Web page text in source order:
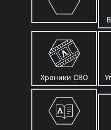
Хроники СВО